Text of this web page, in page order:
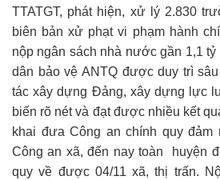
TTATGT, phát hiện, xử lý 2.830
biên bản xử phạt vi phạm hành
nộp ngân sách nhà nước gần 1,1 tỷ
dân bảo vệ ANTQ được duy trì
tác xây dựng Đảng, xây dựng lực
biến rõ nét và đạt được nhiều kết
khai đưa Công an chính quy đảm
Công an xã, đến nay toàn huyện
quy về được 04/11 xã, thị trấn.